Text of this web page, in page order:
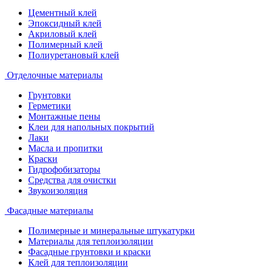
Цементный клей
Эпоксидный клей
Акриловый клей
Полимерный клей
Полиуретановый клей
Отделочные материалы
Грунтовки
Герметики
Монтажные пены
Клеи для напольных покрытий
Лаки
Масла и пропитки
Краски
Гидрофобизаторы
Средства для очистки
Звукоизоляция
Фасадные материалы
Полимерные и минеральные штукатурки
Материалы для теплоизоляции
Фасадные грунтовки и краски
Клей для теплоизоляции